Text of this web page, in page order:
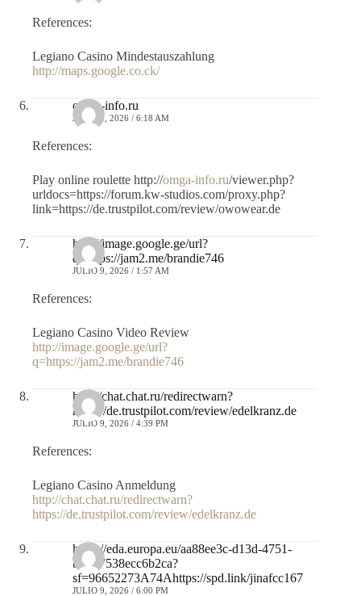
References:
Legiano Casino Mindestauszahlung
http://maps.google.co.ck/
omga-info.ru
JULIO 8, 2026 / 6:18 AM
References:
Play online roulette http://omga-info.ru/viewer.php?
urldocs=https://forum.kw-studios.com/proxy.php?
link=https://de.trustpilot.com/review/owowear.de
http://image.google.ge/url?
q=https://jam2.me/brandie746
JULIO 9, 2026 / 1:57 AM
References:
Legiano Casino Video Review
http://image.google.ge/url?
q=https://jam2.me/brandie746
http://chat.chat.ru/redirectwarn?
https://de.trustpilot.com/review/edelkranz.de
JULIO 9, 2026 / 4:39 PM
References:
Legiano Casino Anmeldung
http://chat.chat.ru/redirectwarn?
https://de.trustpilot.com/review/edelkranz.de
https://eda.europa.eu/aa88ee3c-d13d-4751-
ba3f-7538ecc6b2ca?
sf=96652273A74Ahttps://spd.link/jinafcc167
JULIO 9, 2026 / 6:00 PM